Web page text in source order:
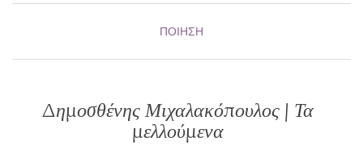
ΠΟΊΗΣΗ
Δημοσθένης Μιχαλακόπουλος | Τα
μελλούμενα